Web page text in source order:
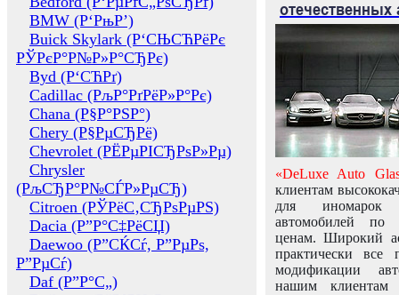
BMW (Р‘РњР’)
Buick Skylark (Р‘СЊСЋРёРє
РЎРєР°Р№Р»Р°СЂРє)
Byd (Р‘СЋРґ)
Cadillac (РљР°РґРёР»Р°Рє)
Chana (Р§Р°РЅР°)
Chery (Р§РµСЂРё)
Chevrolet (РЁРµРІСЂРѕР»Рµ)
Chrysler
(РљСЂР°Р№СЃР»РµСЂ)
Citroen (РЎРёС‚СЂРѕРµРЅ)
Dacia (Р”Р°С‡РёСЏ)
Daewoo (Р”СЌСѓ, Р”РµРѕ,
Р”РµСѓ)
Daf (Р”Р°С„)
отечественных
«DeLuxe Auto
клиентам
для иномарок
автомобилей
ценам. Широкий
практически все
модификации
нашим клиентам